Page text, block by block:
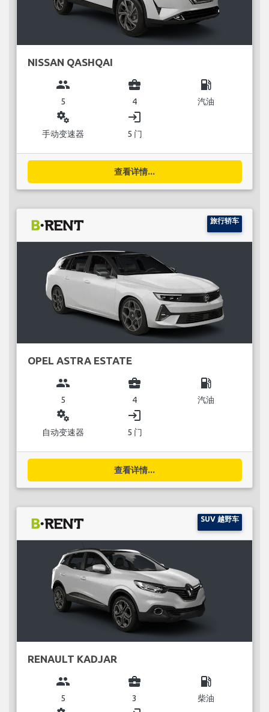
NISSAN QASHQAI
group
5
business_center
4
local_gas_station
汽油
miscellaneous_services
手动变速器
login
5 门
查看详情...
旅行轿车
OPEL ASTRA ESTATE
group
5
business_center
4
local_gas_station
汽油
miscellaneous_services
自动变速器
login
5 门
查看详情...
SUV 越野车
RENAULT KADJAR
group
5
business_center
3
local_gas_station
柴油